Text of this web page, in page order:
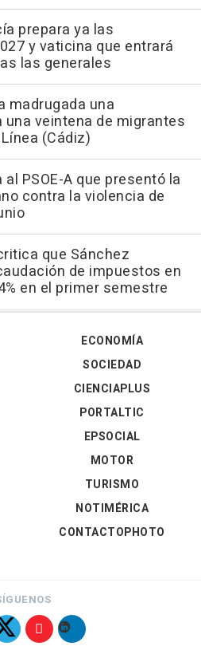
prepara ya las
y vaticina que entrará
las generales
madrugada una
veintena de migrantes
(Cádiz)
PSOE-A que presentó la
contra la violencia de
que Sánchez
de impuestos en
en el primer semestre
ECONOMÍA
SOCIEDAD
CIENCIAPLUS
PORTALTIC
EPSOCIAL
MOTOR
TURISMO
NOTIMÉRICA
CONTACTOPHOTO